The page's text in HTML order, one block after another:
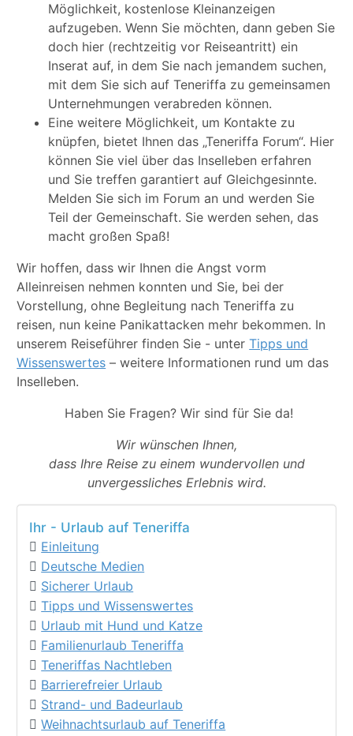
Möglichkeit, kostenlose Kleinanzeigen
aufzugeben. Wenn Sie möchten, dann geben Sie
doch hier (rechtzeitig vor Reiseantritt) ein
Inserat auf, in dem Sie nach jemandem suchen,
mit dem Sie sich auf Teneriffa zu gemeinsamen
Unternehmungen verabreden können.
Eine weitere Möglichkeit, um Kontakte zu
knüpfen, bietet Ihnen das „Teneriffa Forum“. Hier
können Sie viel über das Inselleben erfahren
und Sie treffen garantiert auf Gleichgesinnte.
Melden Sie sich im Forum an und werden Sie
Teil der Gemeinschaft. Sie werden sehen, das
macht großen Spaß!
Wir hoffen, dass wir Ihnen die Angst vorm
Alleinreisen nehmen konnten und Sie, bei der
Vorstellung, ohne Begleitung nach Teneriffa zu
reisen, nun keine Panikattacken mehr bekommen. In
unserem Reiseführer finden Sie - unterTipps und
Wissenswertes – weitere Informationen rund um das
Inselleben.
Haben Sie Fragen? Wir sind für Sie da!
Wir wünschen Ihnen,
dass Ihre Reise zu einem wundervollen und
unvergessliches Erlebnis wird.
Ihr - Urlaub auf Teneriffa
Einleitung
Deutsche Medien
Sicherer Urlaub
Tipps und Wissenswertes
Urlaub mit Hund und Katze
Familienurlaub Teneriffa
Teneriffas Nachtleben
Barrierefreier Urlaub
Strand- und Badeurlaub
Weihnachtsurlaub auf Teneriffa